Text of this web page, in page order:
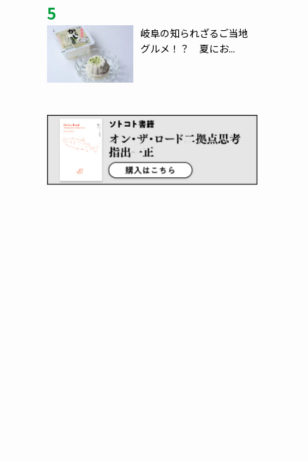
5
岐阜の知られざるご当地
グルメ！？ 夏にお...